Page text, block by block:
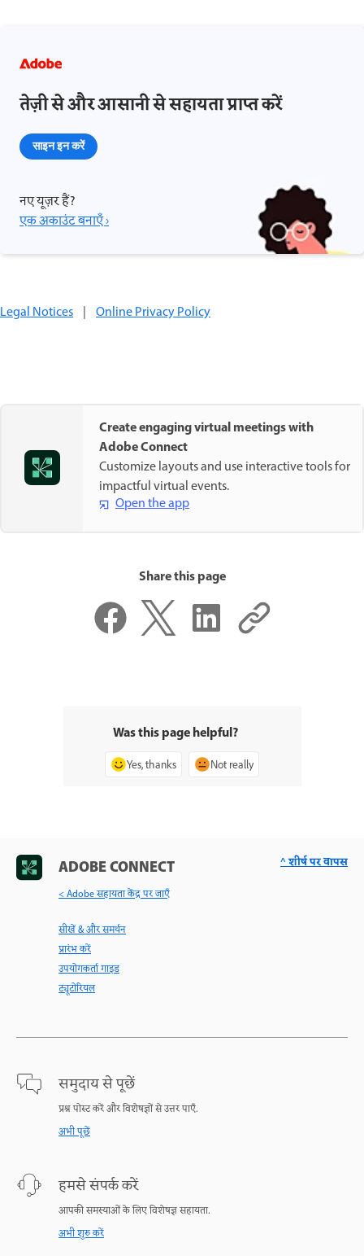
तेज़ी से और आसानी से सहायता प्राप्त करें
साइन इन करें
नए यूज़र हैं?
एक अकाउंट बनाएँ ›
Legal Notices | Online Privacy Policy
Create engaging virtual meetings with
Adobe Connect
Customize layouts and use interactive tools for
impactful virtual events.
Open the app
Share this page
Was this page helpful?
Yes, thanks Not really
ADOBE CONNECT
< Adobe सहायता केंद्र पर जाएँ
सीखें & और समर्थन
प्रारंभ करें
उपयोगकर्ता गाइड
ट्यूटोरियल
समुदाय से पूछें
प्रश्न पोस्ट करें और विशेषज्ञों से उत्तर पाएँ.
अभी पूछें
हमसे संपर्क करें
आपकी समस्याओं के लिए विशेषज्ञ सहायता.
अभी शुरु करें
^ शीर्ष पर वापस